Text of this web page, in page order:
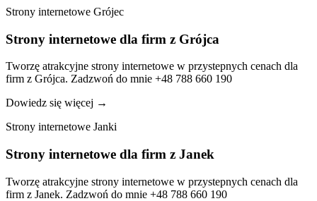
Strony internetowe Grójec
Strony internetowe dla firm z Grójca
Tworzę atrakcyjne strony internetowe w przystepnych cenach dla
firm z Grójca. Zadzwoń do mnie +48 788 660 190
Dowiedz się więcej →
Strony internetowe Janki
Strony internetowe dla firm z Janek
Tworzę atrakcyjne strony internetowe w przystepnych cenach dla
firm z Janek. Zadzwoń do mnie +48 788 660 190